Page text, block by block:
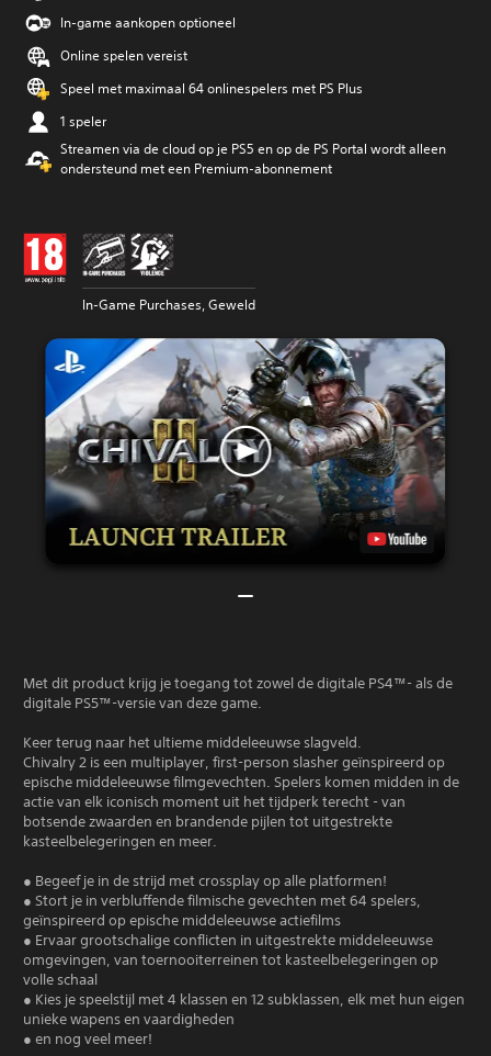
In-game aankopen optioneel
Online spelen vereist
Speel met maximaal 64 onlinespelers met PS Plus
1 speler
Streamen via de cloud op je PS5 en op de PS Portal wordt alleen
ondersteund met een Premium-abonnement
In-Game Purchases, Geweld
Met dit product krijg je toegang tot zowel de digitale PS4™- als de
digitale PS5™-versie van deze game.
Keer terug naar het ultieme middeleeuwse slagveld.
Chivalry 2 is een multiplayer, first-person slasher geïnspireerd op
epische middeleeuwse filmgevechten. Spelers komen midden in de
actie van elk iconisch moment uit het tijdperk terecht - van
botsende zwaarden en brandende pijlen tot uitgestrekte
kasteelbelegeringen en meer.
● Begeef je in de strijd met crossplay op alle platformen!
● Stort je in verbluffende filmische gevechten met 64 spelers,
geïnspireerd op epische middeleeuwse actiefilms
● Ervaar grootschalige conflicten in uitgestrekte middeleeuwse
omgevingen, van toernooiterreinen tot kasteelbelegeringen op
volle schaal
● Kies je speelstijl met 4 klassen en 12 subklassen, elk met hun eigen
unieke wapens en vaardigheden
● en nog veel meer!